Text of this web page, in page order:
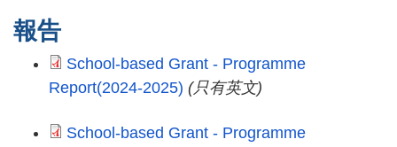
報告
School-based Grant - Programme
Report(2024-2025) (只有英文)
School-based Grant - Programme